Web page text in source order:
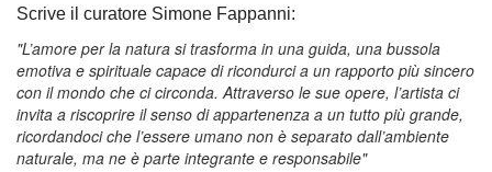
Scrive il curatore Simone Fappanni:
"L’amore per la natura si trasforma in una guida, una bussola
emotiva e spirituale capace di ricondurci a un rapporto più sincero
con il mondo che ci circonda. Attraverso le sue opere, l’artista ci
invita a riscoprire il senso di appartenenza a un tutto più grande,
ricordandoci che l’essere umano non è separato dall’ambiente
naturale, ma ne è parte integrante e responsabile"